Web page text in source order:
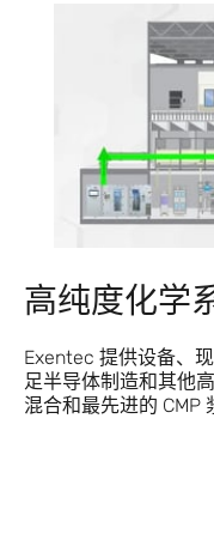
高纯度化学
Exentec 提供设备、
足半导体制造和其他
混合和最先进的 CMP